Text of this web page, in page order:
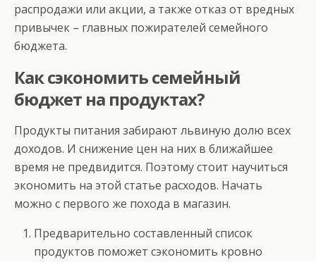
распродажи или акции, а также отказ от вредных
привычек – главных пожирателей семейного
бюджета.
Как сэкономить семейный
бюджет на продуктах?
Продукты питания забирают львиную долю всех
доходов. И снижение цен на них в ближайшее
время не предвидится. Поэтому стоит научиться
экономить на этой статье расходов. Начать
можно с первого же похода в магазин.
Предварительно составленный список
продуктов поможет сэкономить кровно